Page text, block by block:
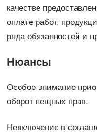
качестве
оплате работ,
ряда обязанностей и
Нюансы
Особое внимание
оборот вещных прав.
Невключение в